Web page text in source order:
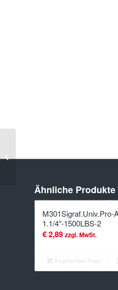
Ähnliche Produkte
M301Sigraf.Univ.Pro-
1.1/4″-1500LBS-2
€2,89 zzgl. MwSt.
A-5″-900LBS-2